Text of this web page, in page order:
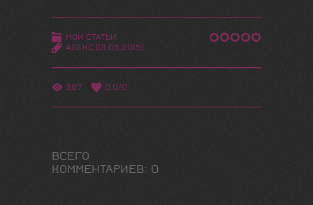
МОИ СТАТЬИ
АЛЕКС (01.05.2015)
387 0.0/0
ВСЕГО
КОММЕНТАРИЕВ: 0